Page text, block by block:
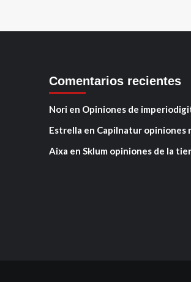
Comentarios recientes
Norien Opiniones de
Estrella en Capilnatur opiniones
Aixa en Sklum opiniones de la